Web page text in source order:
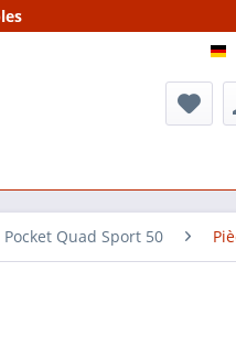
Pocket Quad Sport 50